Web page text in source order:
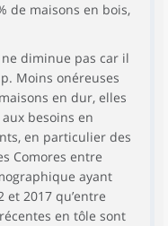
de maisons en bois,
diminue pas car il
Moins onéreuses
en dur, elles
besoins en
en particulier des
Comores entre
ayant
2017 qu’entre
en tôle sont